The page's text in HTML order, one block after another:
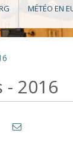
MÉTÉO EN
2016